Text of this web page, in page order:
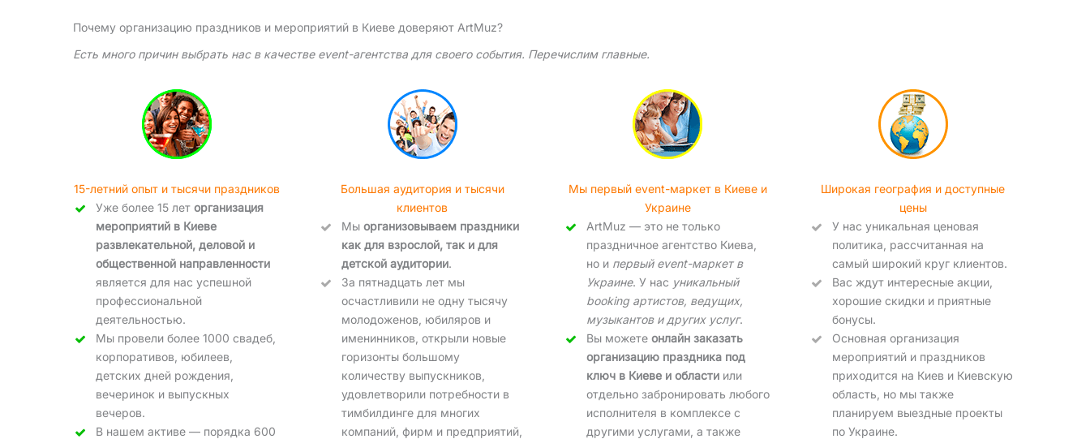
Почему организацию праздников и мероприятий в Киеве доверяют ArtMuz?
Есть много причин выбрать нас в качестве event-агентства для своего события. Перечислим главные.
15-летний опыт и тысячи праздников
Уже более 15 лет организация
мероприятий в Киеве
развлекательной, деловой и
общественной направленности
является для нас успешной
профессиональной
деятельностью.
Мы провели более 1000 свадеб,
корпоративов, юбилеев,
детских дней рождения,
вечеринок и выпускных
вечеров.
В нашем активе — порядка 600
Большая аудитория и тысячи
клиентов
Мы организовываем праздники
как для взрослой, так и для
детской аудитории.
За пятнадцать лет мы
осчастливили не одну тысячу
молодоженов, юбиляров и
именинников, открыли новые
горизонты большому
количеству выпускников,
удовлетворили потребности в
тимбилдинге для многих
компаний, фирм и предприятий,
Мы первый event-маркет в Киеве и
Украине
ArtMuz — это не только
праздничное агентство Киева,
но и первый event-маркет в
Украине. У нас уникальный
booking артистов, ведущих,
музыкантов и других услуг.
Вы можетеонлайн заказать
организацию праздника под
ключ в Киеве и области или
отдельно забронировать любого
исполнителя в комплексе с
другими услугами, а также
Широкая география и доступные
цены
У нас уникальная ценовая
политика, рассчитанная на
самый широкий круг клиентов.
Вас ждут интересные акции,
хорошие скидки и приятные
бонусы.
Основная организация
мероприятий и праздников
приходится на Киев и Киевскую
область, но мы также
планируем выездные проекты
по Украине.